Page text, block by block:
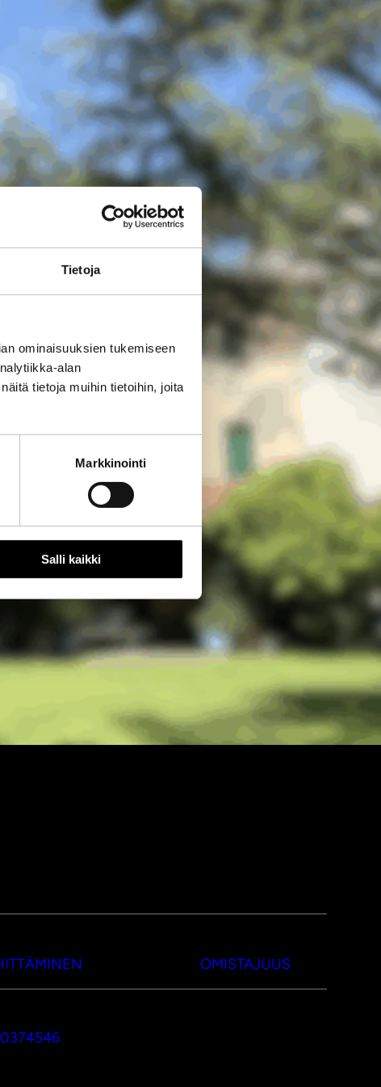
Tietoja
ominaisuuksien tukemiseen
alan
tietoja muihin tietoihin, joita
Markkinointi
Salli kaikki
OMISTAJUUS